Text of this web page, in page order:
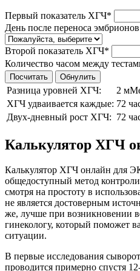
Первый показатель ХГЧ*
День после переноса
Второй показатель ХГЧ*
Количество часом между
Посчитать Обнулить
Разница уровней ХГЧ:
2
ХГЧ удваивается каждые: 72
Двух-дневный рост ХГЧ: 72
Калькулятор ХГЧ
Калькулятор ХГЧ онлайн для
общедоступный метод
смотря на простоту в
не является достоверным
же, лучше при возникновении
гинекологу, который поможет
ситуации.
В первые исследования
проводится примерно спустя